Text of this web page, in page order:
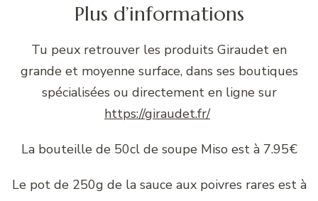
Plus d’informations
Tu peux retrouver les produits Giraudet en
grande et moyenne surface, dans ses boutiques
spécialisées ou directement en ligne sur
https://giraudet.fr/
La bouteille de 50cl de soupe Miso est à 7.95€
Le pot de 250g de la sauce aux poivres rares est à